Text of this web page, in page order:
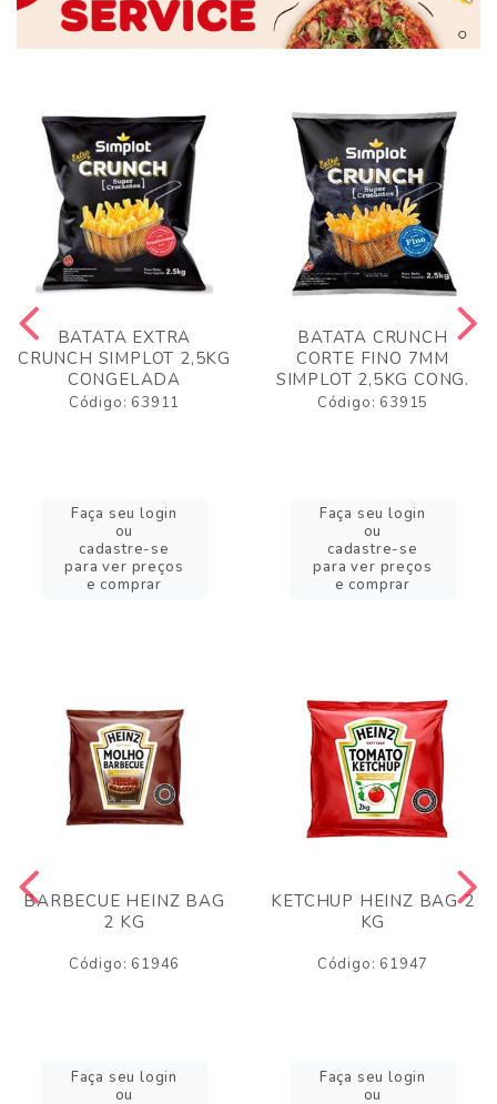
BATATA EXTRA
CRUNCH SIMPLOT 2,5KG
CONGELADA
Código: 63911
Faça seu login
ou
cadastre-se
para ver preços
e comprar
BATATA CRUNCH
CORTE FINO 7MM
SIMPLOT 2,5KG CONG.
Código: 63915
Faça seu login
ou
cadastre-se
para ver preços
e comprar
BARBECUE HEINZ BAG
2 KG
Código: 61946
Faça seu login
ou
KETCHUP HEINZ BAG 2
KG
Código: 61947
Faça seu login
ou